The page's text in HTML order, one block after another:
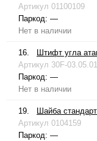
Артикул 01100109
Паркод: —
Нет в наличии
16.
Штифт угла
Артикул 30F-03.05.01
Паркод: —
Нет в наличии
19.
Шайба
Артикул 0104159
Паркод: —